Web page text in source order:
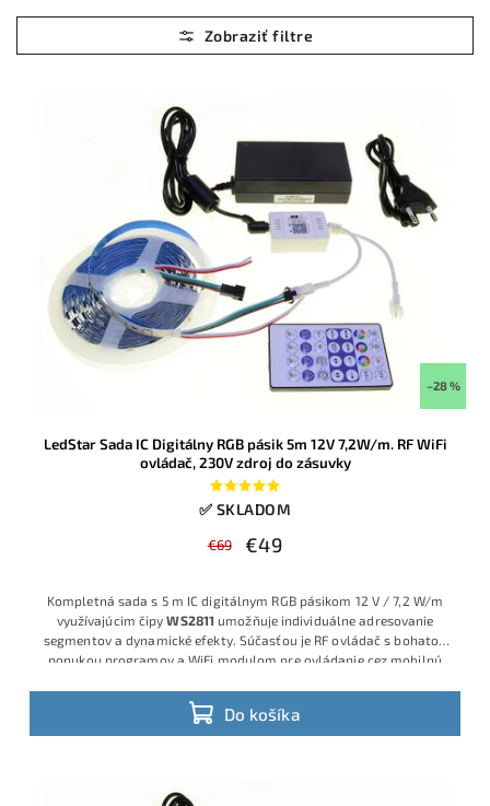
Najlacnejšie
Najdrahšie
–28 %
LedStar Sada IC Digitálny RGB pásik 5m 12V 7,2W/m. RF WiFi
ovládač, 230V zdroj do zásuvky
✅ SKLADOM
€69 €49
Do košíka
Kompletná sada s 5 m IC digitálnym RGB pásikom 12 V / 7,2 W/m
využívajúcim čipyWS2811 umožňuje individuálne adresovanie
segmentov a dynamické efekty. Súčasťou je RF ovládač s bohatou
ponukou programov a WiFi modulom pre ovládanie cez mobilnú
žiadne dodatočné komponenty